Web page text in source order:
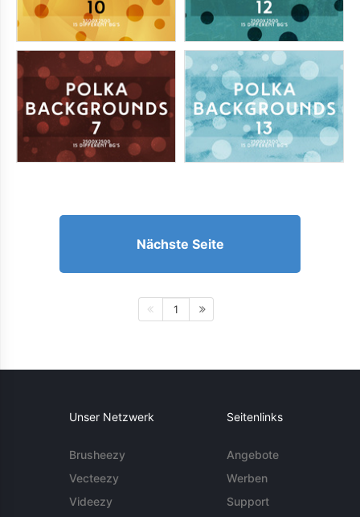
Nächste Seite
1
Unser Netzwerk
Brusheezy
Vecteezy
Videezy
Seitenlinks
Angebote
Werben
Support